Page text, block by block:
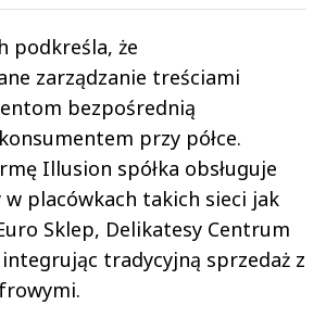
podkreśla, że
zarządzanie treściami
bezpośrednią
przy półce.
Illusion spółka obsługuje
placówkach takich sieci jak
Sklep, Delikatesy Centrum
tradycyjną sprzedaż z